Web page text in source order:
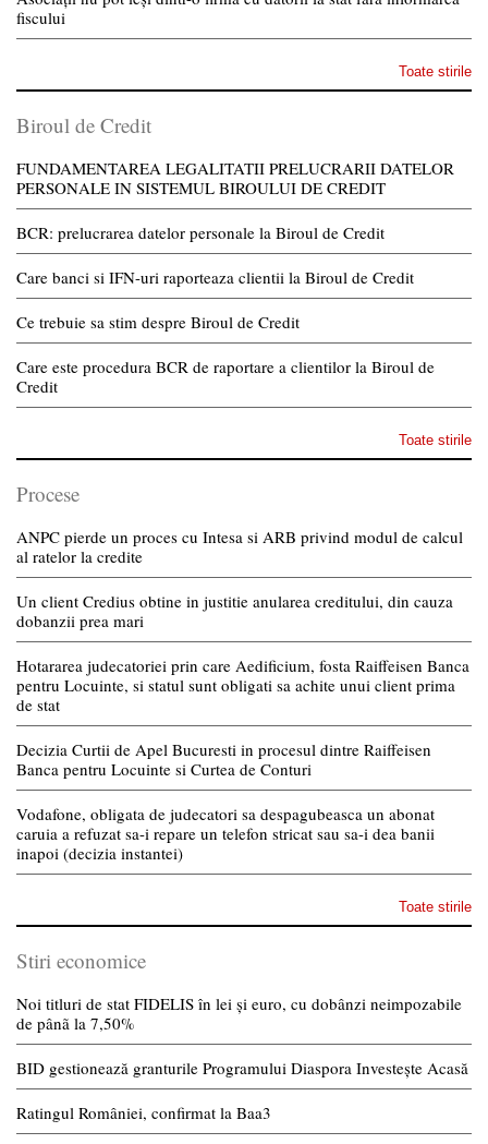
fiscului
Toate stirile
Biroul de Credit
FUNDAMENTAREA LEGALITATII PRELUCRARII DATELOR
PERSONALE IN SISTEMUL BIROULUI DE CREDIT
BCR: prelucrarea datelor personale la Biroul de Credit
Care banci si IFN-uri raporteaza clientii la Biroul de Credit
Ce trebuie sa stim despre Biroul de Credit
Care este procedura BCR de raportare a clientilor la Biroul de
Credit
Toate stirile
Procese
ANPC pierde un proces cu Intesa si ARB privind modul de calcul
al ratelor la credite
Un client Credius obtine in justitie anularea creditului, din cauza
dobanzii prea mari
Hotararea judecatoriei prin care Aedificium, fosta Raiffeisen Banca
pentru Locuinte, si statul sunt obligati sa achite unui client prima
de stat
Decizia Curtii de Apel Bucuresti in procesul dintre Raiffeisen
Banca pentru Locuinte si Curtea de Conturi
Vodafone, obligata de judecatori sa despagubeasca un abonat
caruia a refuzat sa-i repare un telefon stricat sau sa-i dea banii
inapoi (decizia instantei)
Toate stirile
Stiri economice
Noi titluri de stat FIDELIS în lei și euro, cu dobânzi neimpozabile
de pânã la 7,50%
BID gestionează granturile Programului Diaspora Investește Acasă
Ratingul României, confirmat la Baa3